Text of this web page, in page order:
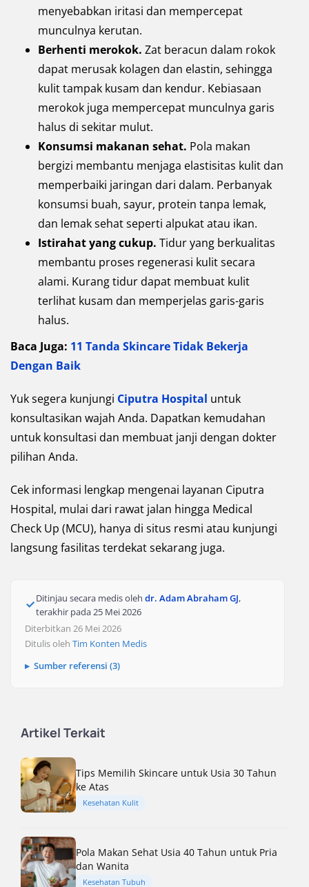
menyebabkan iritasi dan mempercepat
munculnya kerutan.
Berhenti merokok. Zat beracun dalam rokok
dapat merusak kolagen dan elastin, sehingga
kulit tampak kusam dan kendur. Kebiasaan
merokok juga mempercepat munculnya garis
halus di sekitar mulut.
Konsumsi makanan sehat. Pola makan
bergizi membantu menjaga elastisitas kulit dan
memperbaiki jaringan dari dalam. Perbanyak
konsumsi buah, sayur, protein tanpa lemak,
dan lemak sehat seperti alpukat atau ikan.
Istirahat yang cukup. Tidur yang berkualitas
membantu proses regenerasi kulit secara
alami. Kurang tidur dapat membuat kulit
terlihat kusam dan memperjelas garis-garis
halus.
Baca Juga: 11 Tanda Skincare Tidak Bekerja
Dengan Baik
Yuk segera kunjungi Ciputra Hospital untuk
konsultasikan wajah Anda. Dapatkan kemudahan
untuk konsultasi dan membuat janji dengan dokter
pilihan Anda.
Cek informasi lengkap mengenai layanan Ciputra
Hospital, mulai dari rawat jalan hingga Medical
Check Up (MCU), hanya di situs resmi atau kunjungi
langsung fasilitas terdekat sekarang juga.
Ditinjau secara medis oleh dr. Adam Abraham GJ,
terakhir pada25 Mei 2026
Diterbitkan 26 Mei 2026
Ditulis oleh Tim Konten Medis
Sumber referensi (3)
Artikel Terkait
Tips Memilih Skincare untuk Usia 30 Tahun
ke Atas
Kesehatan Kulit
Pola Makan Sehat Usia 40 Tahun untuk Pria
dan Wanita
Kesehatan Tubuh